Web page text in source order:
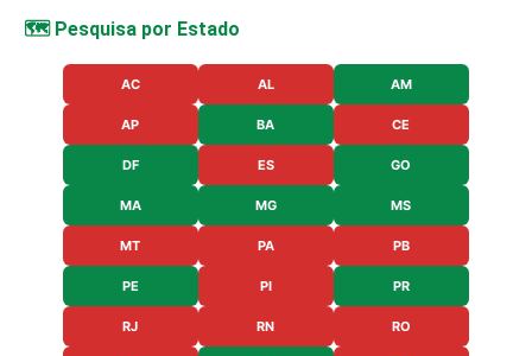
🗺️ Pesquisa por Estado
AC AL AM
AP BA CE
DF ES GO
MA MG MS
MT PA PB
PE PI PR
RJ RN RO